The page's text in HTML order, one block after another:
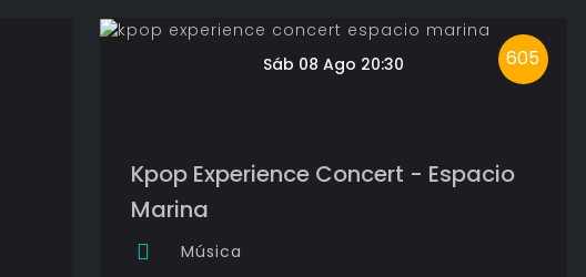
605
Sáb 08 Ago 20:30
Kpop Experience Concert - Espacio
Marina
Música